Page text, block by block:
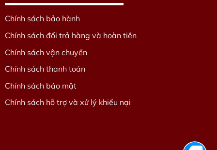
Chính sách bảo hành
Chính sách đổi trả hàng và hoàn tiền
Chính sách vận chuyển
Chính sách thanh toán
Chính sách bảo mật
Chính sách hỗ trợ và xử lý khiếu nại